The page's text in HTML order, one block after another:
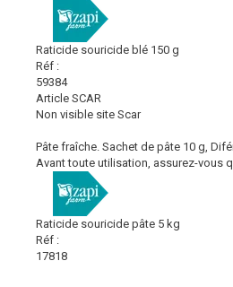
Raticide souricide blé 150 g
Réf :
59384
Article SCAR
Non visible site Scar
Pâte fraîche. Sachet de pâte 10 g,
Avant toute utilisation, assurez-vous
Raticide souricide pâte 5 kg
Réf :
17818